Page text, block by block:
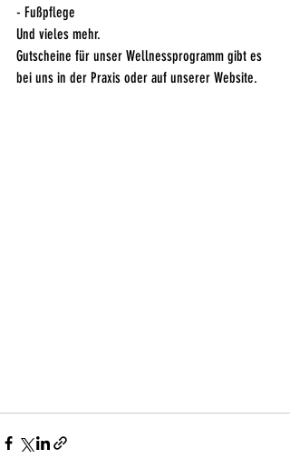
- Fußpflege
Und vieles mehr.
Gutscheine für unser Wellnessprogramm gibt es
bei uns in der Praxis oder auf unserer Website.